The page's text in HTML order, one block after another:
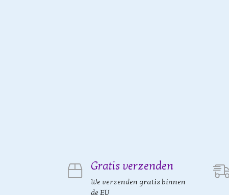
Gratis verzenden
We verzenden gratis binnen
de EU